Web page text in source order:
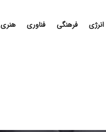
انرژی فرهنگی فناوری هنری